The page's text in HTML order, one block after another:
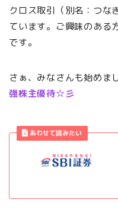
クロス取引（別名：つな
ています。ご興味のある
です。
さぁ、みなさんも始めま
強株主優待☆彡